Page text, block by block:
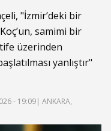
, "İzmir’deki bir
’un, samimi bir
üzerinden
yanlıştır"
- 19:09| ANKARA,